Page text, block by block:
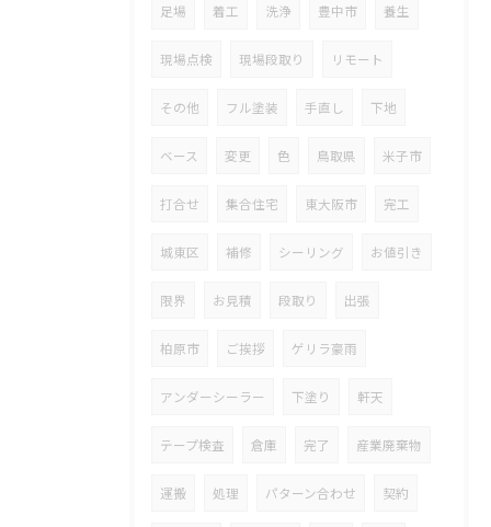
足場 着工 洗浄 豊中市 養生
現場点検 現場段取り リモート
その他 フル塗装 手直し 下地
ベース 変更 色 鳥取県 米子市
打合せ 集合住宅 東大阪市 完工
城東区 補修 シーリング お値引き
限界 お見積 段取り 出張
柏原市 ご挨拶 ゲリラ豪雨
アンダーシーラー 下塗り 軒天
テープ検査 倉庫 完了 産業廃棄物
運搬 処理 パターン合わせ 契約